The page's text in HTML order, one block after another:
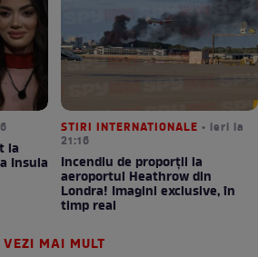
la
Insula
STIRI INTERNATIONALE • ieri la
21:16
Incendiu de proporții la
aeroportul Heathrow din
Londra! Imagini exclusive, în
timp real
VEZI MAI MULT